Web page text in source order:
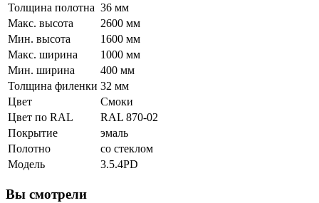
Толщина полотна 36 мм
Макс. высота
2600 мм
Мин. высота
1600 мм
Макс. ширина
1000 мм
Мин. ширина
400 мм
Толщина филенки 32 мм
Цвет
Смоки
Цвет по RAL
RAL 870-02
Покрытие
эмаль
Полотно
со стеклом
Модель
3.5.4PD
Вы смотрели